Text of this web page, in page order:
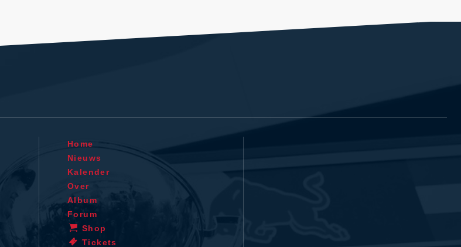
Home
Nieuws
Kalender
Over
Album
Forum
Shop
Tickets